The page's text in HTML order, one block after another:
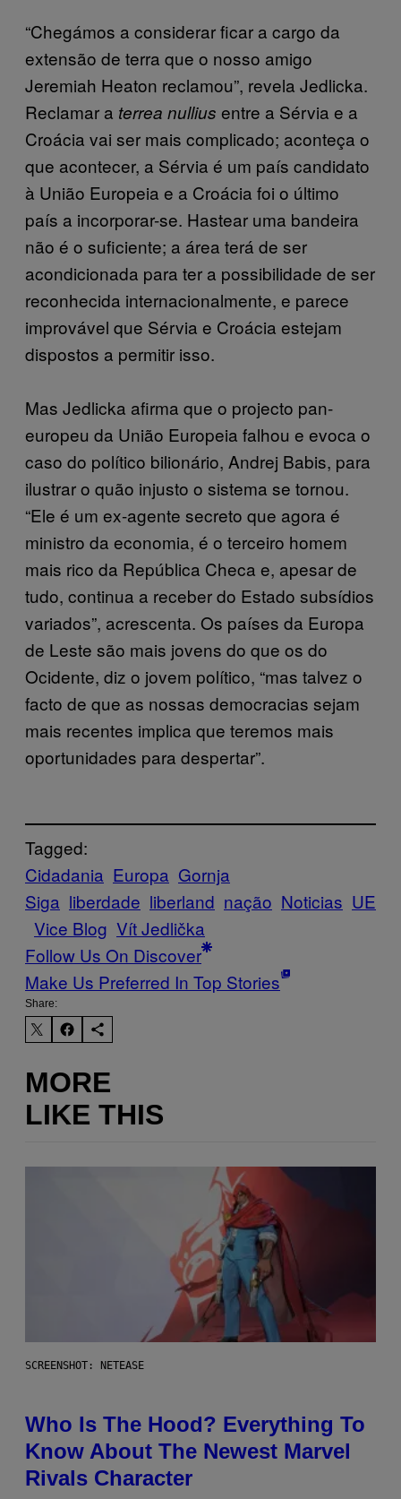
“Chegámos a considerar ficar a cargo da
extensão de terra que o nosso amigo
Jeremiah Heaton reclamou”, revela Jedlicka.
Reclamar a terrea nullius entre a Sérvia e a
Croácia vai ser mais complicado; aconteça o
que acontecer, a Sérvia é um país candidato
à União Europeia e a Croácia foi o último
país a incorporar-se. Hastear uma bandeira
não é o suficiente; a área terá de ser
acondicionada para ter a possibilidade de ser
reconhecida internacionalmente, e parece
improvável que Sérvia e Croácia estejam
dispostos a permitir isso.
Mas Jedlicka afirma que o projecto pan-
europeu da União Europeia falhou e evoca o
caso do político bilionário, Andrej Babis, para
ilustrar o quão injusto o sistema se tornou.
“Ele é um ex-agente secreto que agora é
ministro da economia, é o terceiro homem
mais rico da República Checa e, apesar de
tudo, continua a receber do Estado subsídios
variados”, acrescenta. Os países da Europa
de Leste são mais jovens do que os do
Ocidente, diz o jovem político, “mas talvez o
facto de que as nossas democracias sejam
mais recentes implica que teremos mais
oportunidades para despertar”.
Tagged:
Cidadania Europa Gornja
Siga liberdade liberland nação Noticias UE
Vice Blog Vít Jedlička
Follow Us On Discover
Make Us Preferred In Top Stories
Share:
MORE
LIKE THIS
SCREENSHOT: NETEASE
Who Is The Hood? Everything To
Know About The Newest Marvel
Rivals Character